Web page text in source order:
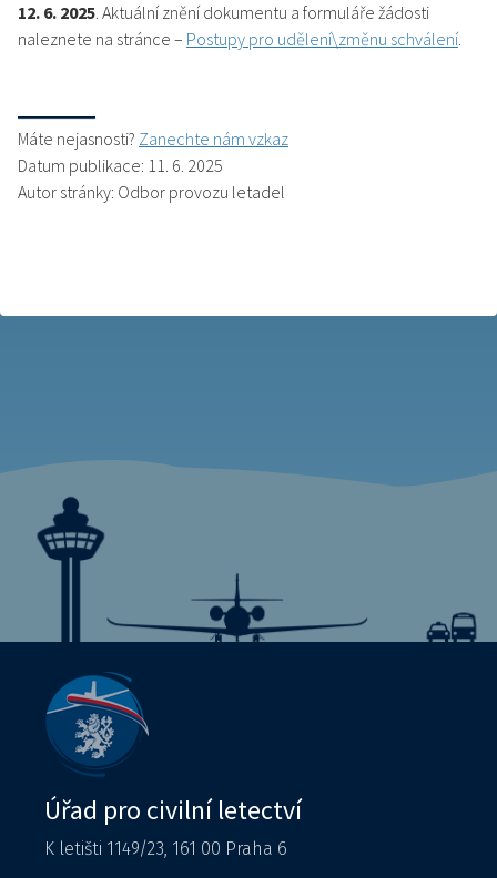
12. 6. 2025. Aktuální znění dokumentu a formuláře žádosti
naleznete na stránce – Postupy pro udělení\změnu schválení.
Máte nejasnosti? Zanechte nám vzkaz
Datum publikace: 11. 6. 2025
Autor stránky: Odbor provozu letadel
Úřad pro civilní letectví
K letišti 1149/23, 161 00 Praha 6